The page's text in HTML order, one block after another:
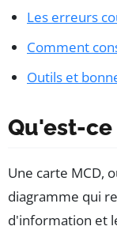
Les erreurs
Comment
Outils et
Qu'est-ce
Une carte MCD,
diagramme qui
d'information et